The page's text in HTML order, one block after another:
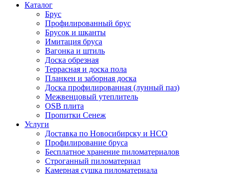
Каталог
Брус
Профилированный брус
Брусок и шканты
Имитация бруса
Вагонка и штиль
Доска обрезная
Террасная и доска пола
Планкен и заборная доска
Доска профилированная (лунный паз)
Межвенцовый утеплитель
OSB плита
Пропитки Сенеж
Услуги
Доставка по Новосибирску и НСО
Профилирование бруса
Бесплатное хранение пиломатериалов
Строганный пиломатериал
Камерная сушка пиломатериала